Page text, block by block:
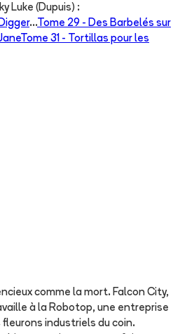
Luke (Dupuis) :
...Tome 29 - Des Barbelés sur
Tome 31 - Tortillas pour les
comme la mort. Falcon City,
à la Robotop, une entreprise
industriels du coin.